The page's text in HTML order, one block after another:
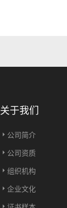
关于我们
公司简介
公司资质
组织机构
企业文化